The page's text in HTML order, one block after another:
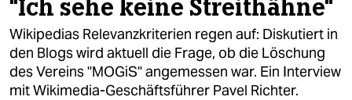
politik
öko
gesellschaft
"Ich sehe keine Streithähne"
Wikipedias Relevanzkriterien regen auf: Diskutiert in
den Blogs wird aktuell die Frage, ob die Löschung
des Vereins "MOGiS" angemessen war. Ein Interview
mit Wikimedia-Geschäftsführer Pavel Richter.